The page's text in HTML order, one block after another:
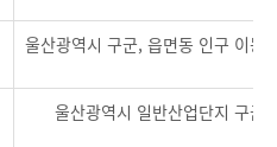
울산광역시 구군, 읍면동 인구 이동
울산광역시 일반산업단지 구군